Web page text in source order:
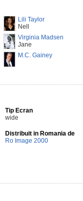
Lili Taylor
Nell
Virginia Madsen
Jane
M.C. Gainey
Tip Ecran
wide
Distribuit in Romania de
Ro Image 2000